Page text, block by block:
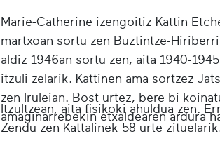
Marie-Catherine izengoitiz Kattin
martxoan sortu zen Buztintze-
aldiz 1946an sortu zen, aita 1940-
itzuli zelarik. Kattinen ama sortzez
zen Iruleian. Bost urtez, bere bi
amaginarrebekin etxaldearen ardura
Itzultzean, aita fisikoki ahuldua zen.
Zendu zen Kattalinek 58 urte